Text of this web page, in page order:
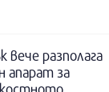
вече разполага
апарат за